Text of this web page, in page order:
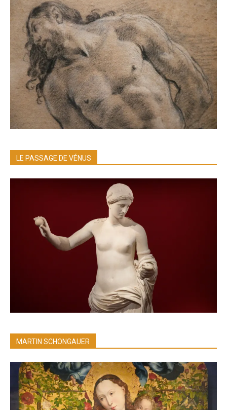
LE PASSAGE DE VÉNUS
MARTIN SCHONGAUER